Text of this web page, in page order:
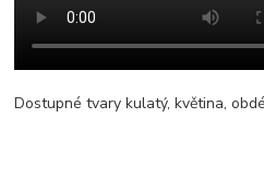
Dostupné tvary kulatý, květina,